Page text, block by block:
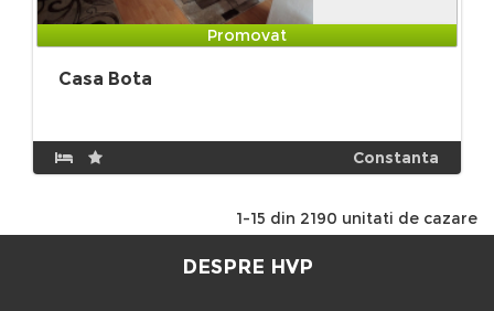
Promovat
Casa Bota
Constanta
1-15 din 2190 unitati de cazare
DESPRE HVP